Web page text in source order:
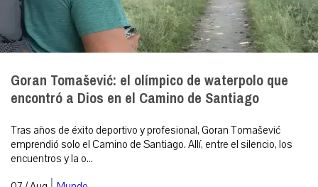
Goran Tomašević: el olímpico de waterpolo que
encontró a Dios en el Camino de Santiago
Tras años de éxito deportivo y profesional, Goran Tomašević
emprendió solo el Camino de Santiago. Allí, entre el silencio, los
encuentros y la o...